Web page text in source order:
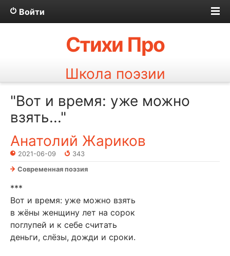
Войти
Стихи Про
Школа поэзии
"Вот и время: уже можно
взять..."
Анатолий Жариков
2021-06-09
343
Современная поэзия
***
Вот и время: уже можно взять
в жёны женщину лет на сорок
поглупей и к себе считать
деньги, слёзы, дожди и сроки.